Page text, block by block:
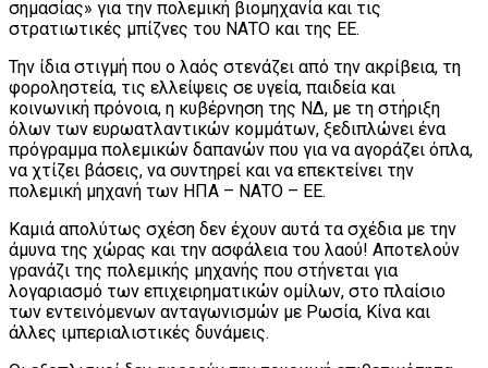
σημασίας» για την πολεμική βιομηχανία και τις
στρατιωτικές μπίζνες του ΝΑΤΟ και της ΕΕ.
Την ίδια στιγμή που ο λαός στενάζει από την ακρίβεια, τη
φοροληστεία, τις ελλείψεις σε υγεία, παιδεία και
κοινωνική πρόνοια, η κυβέρνηση της ΝΔ, με τη στήριξη
όλων των ευρωατλαντικών κομμάτων, ξεδιπλώνει ένα
πρόγραμμα πολεμικών δαπανών που για να αγοράζει όπλα,
να χτίζει βάσεις, να συντηρεί και να επεκτείνει την
πολεμική μηχανή των ΗΠΑ – ΝΑΤΟ – ΕΕ.
Καμιά απολύτως σχέση δεν έχουν αυτά τα σχέδια με την
άμυνα της χώρας και την ασφάλεια του λαού! Αποτελούν
γρανάζι της πολεμικής μηχανής που στήνεται για
λογαριασμό των επιχειρηματικών ομίλων, στο πλαίσιο
των εντεινόμενων ανταγωνισμών με Ρωσία, Κίνα και
άλλες ιμπεριαλιστικές δυνάμεις.